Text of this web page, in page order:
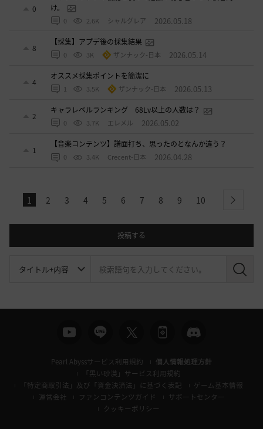
0
け。
0 2.6K シャルグレア 2026.05.18
8
【採集】アプデ後の採集結果
0 3K ザンナック-日本 2026.05.14
4
オススメ採集ポイントを簡潔に
1 3.5K ザンナック-日本 2026.05.13
2
キャラレベルランキング 68Lv以上の人数は？
0 3.7K エレメル 2026.05.02
1
【音楽コンテンツ】譜面打ち、思ったのとなんか違う？
0 3.4K Crecent-日本 2026.04.28
1 2 3 4 5 6 7 8 9 10 next
投稿する
検
Pearl Abyssサービス利用規約
個人情報処理方針
「黒い砂漠」サービス利用規約
「特定商取引法」及び「資金決済法」に基づく表記
ゲーム基本情報
運営会社
ファンコンテンツガイド
サポートセンター
クッキーポリシー